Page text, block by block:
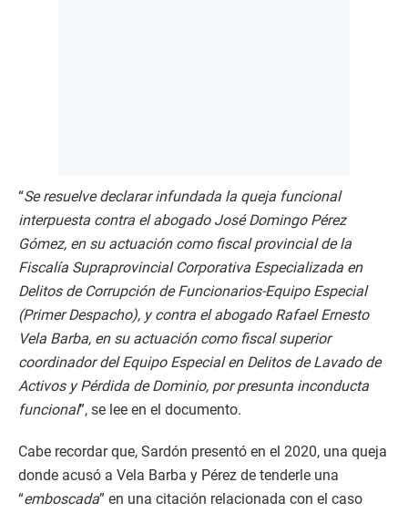
“Se resuelve declarar infundada la queja funcional
interpuesta contra el abogado José Domingo Pérez
Gómez, en su actuación como fiscal provincial de la
Fiscalía Supraprovincial Corporativa Especializada en
Delitos de Corrupción de Funcionarios-Equipo Especial
(Primer Despacho), y contra el abogado Rafael Ernesto
Vela Barba, en su actuación como fiscal superior
coordinador del Equipo Especial en Delitos de Lavado de
Activos y Pérdida de Dominio, por presunta inconducta
funcional”, se lee en el documento.
Cabe recordar que, Sardón presentó en el 2020, una queja
donde acusó a Vela Barba y Pérez de tenderle una
“emboscada” en una citación relacionada con el caso